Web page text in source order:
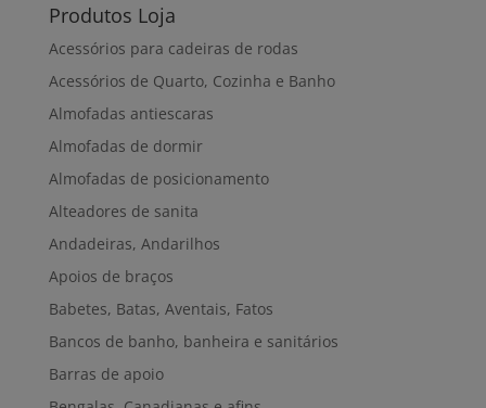
Produtos Loja
Acessórios para cadeiras de rodas
Acessórios de Quarto, Cozinha e Banho
Almofadas antiescaras
Almofadas de dormir
Almofadas de posicionamento
Alteadores de sanita
Andadeiras, Andarilhos
Apoios de braços
Babetes, Batas, Aventais, Fatos
Bancos de banho, banheira e sanitários
Barras de apoio